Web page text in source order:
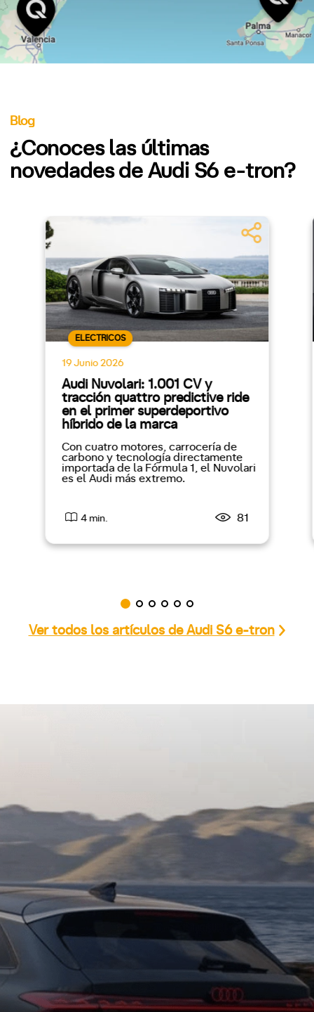
Blog
¿Conoces las últimas
novedades de Audi S6 e-tron?
ELECTRICOS
19 Junio 2026
Audi Nuvolari: 1.001 CV y
tracción quattro predictive ride
en el primer superdeportivo
híbrido de la marca
Con cuatro motores, carrocería de
carbono y tecnología directamente
importada de la Fórmula 1, el Nuvolari
es el Audi más extremo.
4 min. 81
Ver todos los artículos de Audi S6 e-tron